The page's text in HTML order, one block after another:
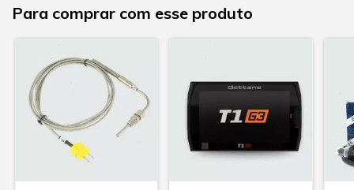
Para comprar com esse produto